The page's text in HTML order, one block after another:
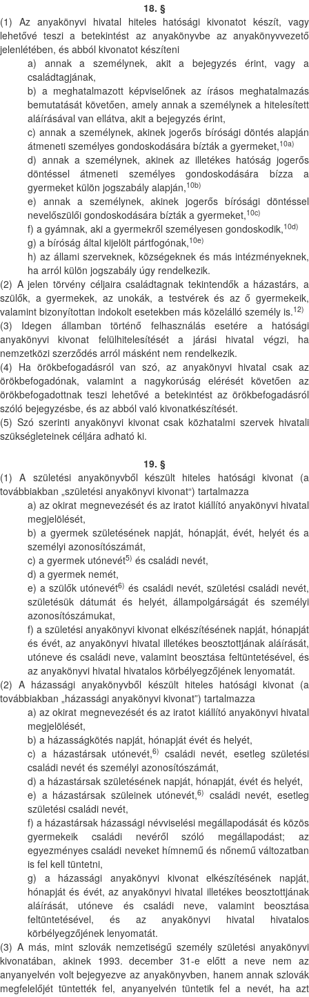
18. §
(1) Az anyakönyvi hivatal hiteles hatósági kivonatot készít, vagy
lehetővé teszi a betekintést az anyakönyvbe az anyakönyvvezető
jelenlétében, és abból kivonatot készíteni
a) annak a személynek, akit a bejegyzés érint, vagy a
családtagjának,
b) a meghatalmazott képviselőnek az írásos meghatalmazás
bemutatását követően, amely annak a személynek a hitelesített
aláírásával van ellátva, akit a bejegyzés érint,
c) annak a személynek, akinek jogerős bírósági döntés alapján
átmeneti személyes gondoskodására bízták a gyermeket,10a)
d) annak a személynek, akinek az illetékes hatóság jogerős
döntéssel átmeneti személyes gondoskodására bízza a
gyermeket külön jogszabály alapján,10b)
e) annak a személynek, akinek jogerős bírósági döntéssel
nevelőszülői gondoskodására bízták a gyermeket,10c)
f) a gyámnak, aki a gyermekről személyesen gondoskodik,10d)
g) a bíróság által kijelölt pártfogónak,10e)
h) az állami szerveknek, községeknek és más intézményeknek,
ha arról külön jogszabály úgy rendelkezik.
(2) A jelen törvény céljaira családtagnak tekintendők a házastárs, a
szülők, a gyermekek, az unokák, a testvérek és az ő gyermekeik,
valamint bizonyítottan indokolt esetekben más közelálló személy is.12)
(3) Idegen államban történő felhasználás esetére a hatósági
anyakönyvi kivonat felülhitelesítését a járási hivatal végzi, ha
nemzetközi szerződés arról másként nem rendelkezik.
(4) Ha örökbefogadásról van szó, az anyakönyvi hivatal csak az
örökbefogadónak, valamint a nagykorúság elérését követően az
örökbefogadottnak teszi lehetővé a betekintést az örökbefogadásról
szóló bejegyzésbe, és az abból való kivonatkészítését.
(5) Szó szerinti anyakönyvi kivonat csak közhatalmi szervek hivatali
szükségleteinek céljára adható ki.
19. §
(1) A születési anyakönyvből készült hiteles hatósági kivonat (a
továbbiakban „születési anyakönyvi kivonat“) tartalmazza
a) az okirat megnevezését és az iratot kiállító anyakönyvi hivatal
megjelölését,
b) a gyermek születésének napját, hónapját, évét, helyét és a
személyi azonosítószámát,
c) a gyermek utónevét5) és családi nevét,
d) a gyermek nemét,
e) a szülők utónevét6) és családi nevét, születési családi nevét,
születésük dátumát és helyét, állampolgárságát és személyi
azonosítószámukat,
f) a születési anyakönyvi kivonat elkészítésének napját, hónapját
és évét, az anyakönyvi hivatal illetékes beosztottjának aláírását,
utóneve és családi neve, valamint beosztása feltüntetésével, és
az anyakönyvi hivatal hivatalos körbélyegzőjének lenyomatát.
(2) A házassági anyakönyvből készült hiteles hatósági kivonat (a
továbbiakban „házassági anyakönyvi kivonat”) tartalmazza
a) az okirat megnevezését és az iratot kiállító anyakönyvi hivatal
megjelölését,
b) a házasságkötés napját, hónapját évét és helyét,
c) a házastársak utónevét,6) családi nevét, esetleg születési
családi nevét és személyi azonosítószámát,
d) a házastársak születésének napját, hónapját, évét és helyét,
e) a házastársak szüleinek utónevét,6) családi nevét, esetleg
születési családi nevét,
f) a házastársak házassági névviselési megállapodását és közös
gyermekeik családi nevéről szóló megállapodást; az
egyezményes családi neveket hímnemű és nőnemű változatban
is fel kell tüntetni,
g) a házassági anyakönyvi kivonat elkészítésének napját,
hónapját és évét, az anyakönyvi hivatal illetékes beosztottjának
aláírását, utóneve és családi neve, valamint beosztása
feltüntetésével, és az anyakönyvi hivatal hivatalos
körbélyegzőjének lenyomatát.
(3) A más, mint szlovák nemzetiségű személy születési anyakönyvi
kivonatában, akinek 1993. december 31-e előtt a neve nem az
anyanyelvén volt bejegyezve az anyakönyvben, hanem annak szlovák
megfelelőjét tüntették fel, anyanyelvén tüntetik fel a nevét, ha azt